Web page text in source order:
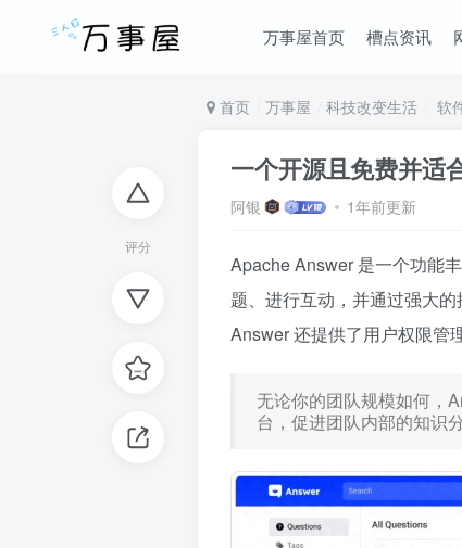
万事屋首页 槽点资讯
评分
首页 万事屋 科技改变生活 软
一个开源且免费并适
阿银 1年前更新
Apache Answer 是一个功能
题、进行互动，并通过强大
Answer 还提供了用户权限管
无论你的团队规模如何，
台，促进团队内部的知识